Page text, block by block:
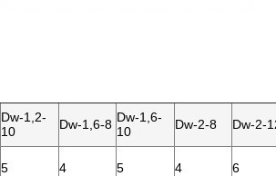
Dw-1,2-
10
Dw-1,6-8 Dw-1,6-
10
Dw-2-8 Dw-2-
5 4 5 4 6